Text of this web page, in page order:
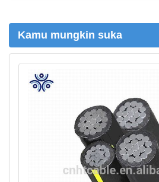
Kamu mungkin suka